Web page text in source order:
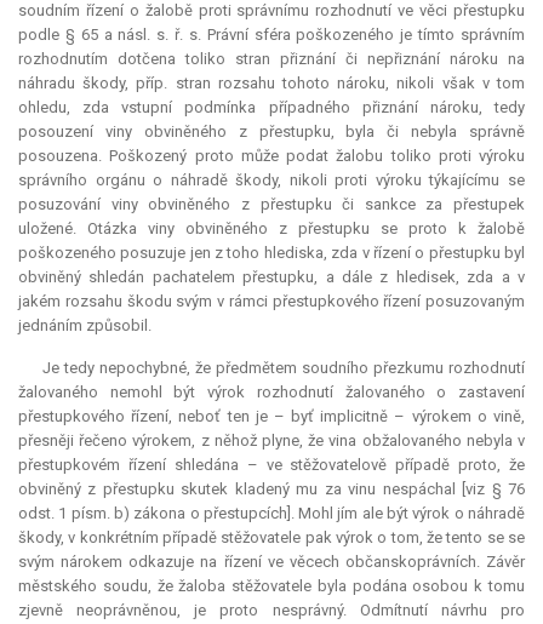
soudním řízení o žalobě proti správnímu rozhodnutí ve věci přestupku
podle § 65 a násl. s. ř. s. Právní sféra poškozeného je tímto správním
rozhodnutím dotčena toliko stran přiznání či nepřiznání nároku na
náhradu škody, příp. stran rozsahu tohoto nároku, nikoli však v tom
ohledu, zda vstupní podmínka případného přiznání nároku, tedy
posouzení viny obviněného z přestupku, byla či nebyla správně
posouzena. Poškozený proto může podat žalobu toliko proti výroku
správního orgánu o náhradě škody, nikoli proti výroku týkajícímu se
posuzování viny obviněného z přestupku či sankce za přestupek
uložené. Otázka viny obviněného z přestupku se proto k žalobě
poškozeného posuzuje jen z toho hlediska, zda v řízení o přestupku byl
obviněný shledán pachatelem přestupku, a dále z hledisek, zda a v
jakém rozsahu škodu svým v rámci přestupkového řízení posuzovaným
jednáním způsobil.
Je tedy nepochybné, že předmětem soudního přezkumu rozhodnutí
žalovaného nemohl být výrok rozhodnutí žalovaného o zastavení
přestupkového řízení, neboť ten je – byť implicitně – výrokem o vině,
přesněji řečeno výrokem, z něhož plyne, že vina obžalovaného nebyla v
přestupkovém řízení shledána – ve stěžovatelově případě proto, že
obviněný z přestupku skutek kladený mu za vinu nespáchal [viz § 76
odst. 1 písm. b) zákona o přestupcích]. Mohl jím ale být výrok o náhradě
škody, v konkrétním případě stěžovatele pak výrok o tom, že tento se se
svým nárokem odkazuje na řízení ve věcech občanskoprávních. Závěr
městského soudu, že žaloba stěžovatele byla podána osobou k tomu
zjevně neoprávněnou, je proto nesprávný. Odmítnutí návrhu pro